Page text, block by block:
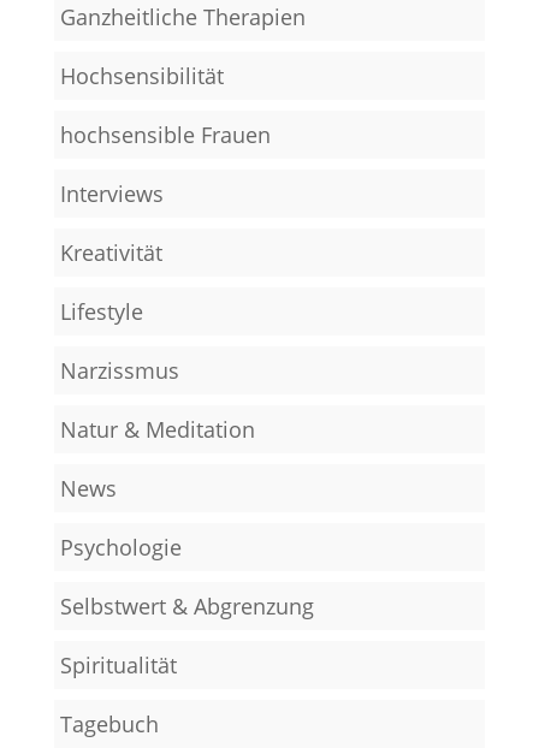
Ganzheitliche Therapien
Hochsensibilität
hochsensible Frauen
Interviews
Kreativität
Lifestyle
Narzissmus
Natur & Meditation
News
Psychologie
Selbstwert & Abgrenzung
Spiritualität
Tagebuch